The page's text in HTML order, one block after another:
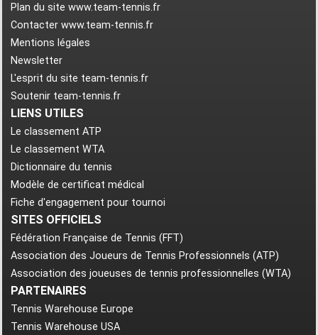
Plan du site www.team-tennis.fr
Contacter www.team-tennis.fr
Mentions légales
Newsletter
L'esprit du site team-tennis.fr
Soutenir team-tennis.fr
LIENS UTILES
Le classement ATP
Le classement WTA
Dictionnaire du tennis
Modèle de certificat médical
Fiche d'engagement pour tournoi
SITES OFFICIELS
Fédération Française de Tennis (FFT)
Association des Joueurs de Tennis Professionnels (ATP)
Association des joueuses de tennis professionnelles (WTA)
PARTENAIRES
Tennis Warehouse Europe
Tennis Warehouse USA